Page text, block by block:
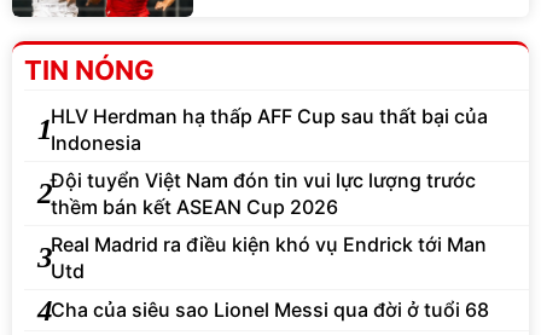
TIN NÓNG
1HLV Herdman hạ thấp AFF Cup sau thất bại của
Indonesia
2Đội tuyển Việt Nam đón tin vui lực lượng trước
thềm bán kết ASEAN Cup 2026
3Real Madrid ra điều kiện khó vụ Endrick tới Man
Utd
4Cha của siêu sao Lionel Messi qua đời ở tuổi 68